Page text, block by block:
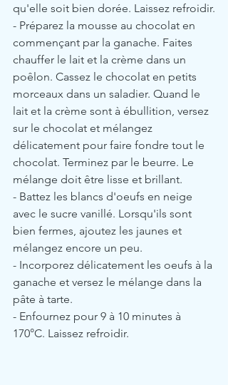
qu'elle soit bien dorée. Laissez refroidir.
- Préparez la mousse au chocolat en
commençant par la ganache. Faites
chauffer le lait et la crème dans un
poêlon. Cassez le chocolat en petits
morceaux dans un saladier. Quand le
lait et la crème sont à ébullition, versez
sur le chocolat et mélangez
délicatement pour faire fondre tout le
chocolat. Terminez par le beurre. Le
mélange doit être lisse et brillant.
- Battez les blancs d'oeufs en neige
avec le sucre vanillé. Lorsqu'ils sont
bien fermes, ajoutez les jaunes et
mélangez encore un peu.
- Incorporez délicatement les oeufs à la
ganache et versez le mélange dans la
pâte à tarte.
- Enfournez pour 9 à 10 minutes à
170°C. Laissez refroidir.